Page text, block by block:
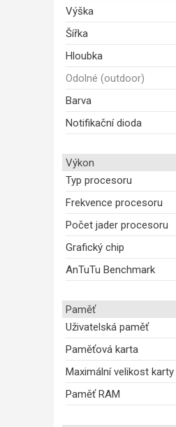
Výška
Šířka
Hloubka
Odolné (outdoor)
Barva
Notifikační dioda
Výkon
Typ procesoru
Frekvence procesoru
Počet jader procesoru
Grafický chip
AnTuTu Benchmark
Paměť
Uživatelská paměť
Paměťová karta
Maximální velikost karty
Paměť RAM